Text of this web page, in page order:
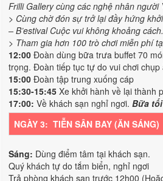
Frilli Gallery cùng các nghệ nhân người
> Cùng chờ đón sự trở lại đầy hứng
– B’estival Cuộc vui không khoảng cách.
> Tham gia hơn 100 trò chơi miễn phí
12:00 Đoàn dùng bữa trưa buffet 70
trọng. Đoàn tiếp tục tự do vui chơi chụp
15:00 Đoàn tập trung xuống cáp
15:30-15:45 Xe khởi hành về lại thành
17:00:Về khách sạn nghỉ ngơi.Bữa
NGÀY 3: TIỄN SÂN BAY (ĂN SÁNG)
Sáng: Dùng điểm tâm tại khách sạn.
Quý khách tự do tắm biển, nghỉ ngơi
Trả phòng khách sạn trước 12h00